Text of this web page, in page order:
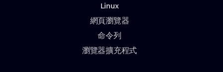
Linux
網頁瀏覽器
命令列
瀏覽器擴充程式